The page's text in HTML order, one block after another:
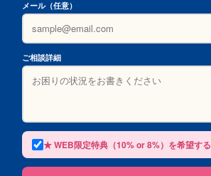
メール（任意）
ご相談詳細
★ WEB限定特典（10% or 8%）を希望する